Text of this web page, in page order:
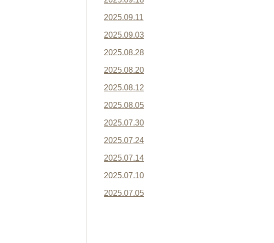
2025.09.11
2025.09.03
2025.08.28
2025.08.20
2025.08.12
2025.08.05
2025.07.30
2025.07.24
2025.07.14
2025.07.10
2025.07.05